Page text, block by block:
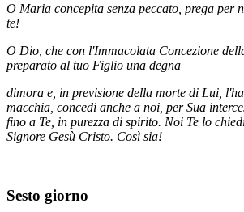
O Maria concepita senza peccato, prega per
te!
O Dio, che con l'Immacolata Concezione
preparato al tuo Figlio una degna
dimora e, in previsione della morte di Lui,
macchia, concedi anche a noi, per Sua
fino a Te, in purezza di spirito. Noi Te lo
Signore Gesù Cristo. Così sia!
Sesto giorno